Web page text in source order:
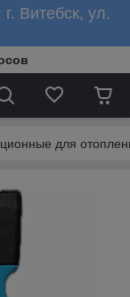
Витебск, ул.
для